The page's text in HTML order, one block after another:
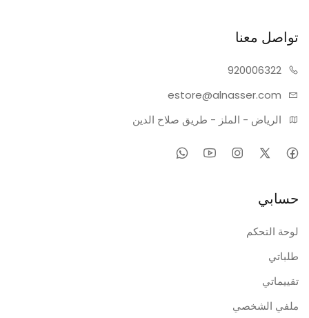
تواصل معنا
920006322
estore@alnasser.com
الرياض - الملز - طريق صلاح الدين
حسابي
لوحة التحكم
طلباتي
تقييماتي
ملفي الشخصي